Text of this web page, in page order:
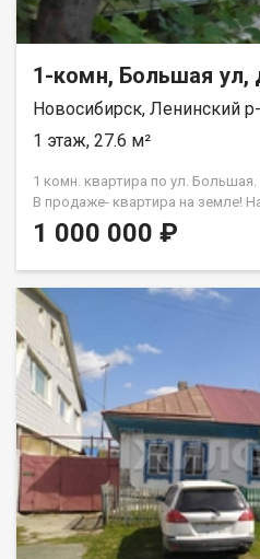
1-комн, Большая ул,
Новосибирск, Ленинский
1 этаж, 27.6 м²
1 комн. квартира по ул.
В продаже- квартира на земле!
отдельный вход, 2 сотки земли
цена коммунальных услуг, всего
Приглашаем на просмотр в
Возможен обмен на вашу
в рассрочку. При звонке,
варианта - JV001054148263.
1 000 000 ₽